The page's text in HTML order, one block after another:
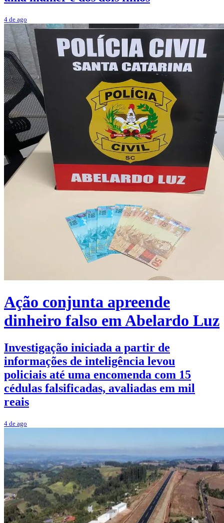
4 de ago
Ação conjunta apreende
dinheiro falso em Abelardo Luz
Investigação iniciada a partir de
informações de inteligência levou
policiais até uma encomenda com 15
cédulas falsificadas, avaliadas em mil
reais
4 de ago